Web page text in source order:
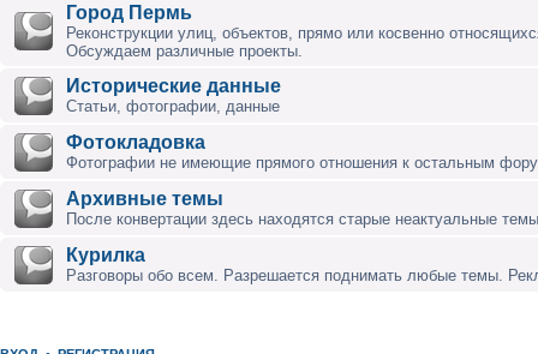
Город Пермь
Реконструкции улиц, объектов, прямо или косвенно
Обсуждаем различные проекты.
Исторические данные
Статьи, фотографии, данные
Фотокладовка
Фотографии не имеющие прямого отношения к остальным
Архивные темы
После конвертации здесь находятся старые неактуальные
Курилка
Разговоры обо всем. Разрешается поднимать любые темы.